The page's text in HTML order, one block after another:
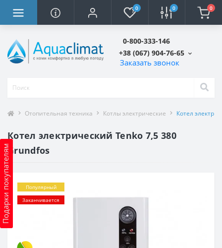
0 0 0
0-800-333-146
+38 (067) 904-76-65
Заказать звонок
Подарки покупателям
Отопительная техника Котлы электрические Котел
Котел электрический Tenko 7,5 380
Grundfos
Популярный
Заканчивается